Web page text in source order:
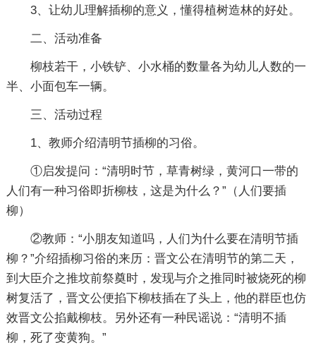
3、让幼儿理解插柳的意义，懂得植树造林的好处。
二、活动准备
柳枝若干，小铁铲、小水桶的数量各为幼儿人数的一
半、小面包车一辆。
三、活动过程
1、教师介绍清明节插柳的习俗。
①启发提问：“清明时节，草青树绿，黄河口一带的
人们有一种习俗即折柳枝，这是为什么？”（人们要插
柳）
②教师：“小朋友知道吗，人们为什么要在清明节插
柳？”介绍插柳习俗的来历：晋文公在清明节的第二天，
到大臣介之推坟前祭奠时，发现与介之推同时被烧死的柳
树复活了，晋文公便掐下柳枝插在了头上，他的群臣也仿
效晋文公掐戴柳枝。另外还有一种民谣说：“清明不插
柳，死了变黄狗。”